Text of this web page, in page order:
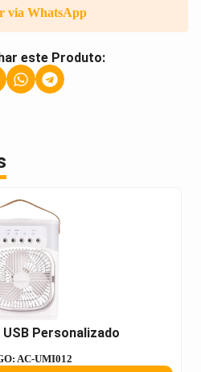
via WhatsApp
este Produto:
Personalizado
AC-UMI012